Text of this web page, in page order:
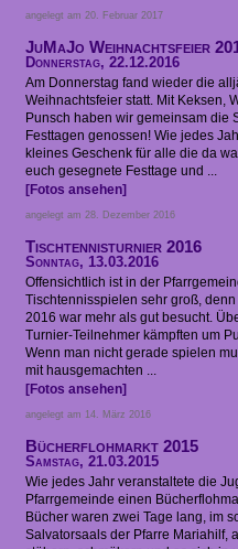
angelegt am 20. Februar 2017
JuMaJo Weihnachtsfeier
Donnerstag, 22.12.2016
Am Donnerstag fand wieder die
Weihnachtsfeier statt. Mit Keksen,
Punsch haben wir gemeinsam die
Festtagen genossen! Wie jedes
kleines Geschenk für alle die da
euch gesegnete Festtage und ...
[Fotos ansehen]
angelegt am 28. Dezember 2016
Tischtennisturnier 2016
Sonntag, 13.03.2016
Offensichtlich ist in der
Tischtennisspielen sehr groß,
2016 war mehr als gut besucht.
Turnier-Teilnehmer kämpften um
Wenn man nicht gerade spielen
mit hausgemachten ...
[Fotos ansehen]
angelegt am 14. März 2016
Bücherflohmarkt 2015
Samstag, 21.03.2015
Wie jedes Jahr veranstaltete die
Pfarrgemeinde einen
Bücher waren zwei Tage lang, im
Salvatorsaals der Pfarre Mariahilf,